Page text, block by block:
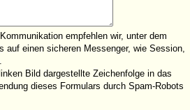
empfehlen wir, unter dem
auf einen sicheren Messenger, wie Session,
Bild dargestellte Zeichenfolge in das
dieses Formulars durch Spam-Robots